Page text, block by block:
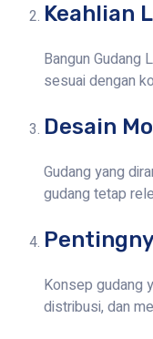
Keahlian
Bangun Gudang
sesuai dengan
Desain
Gudang yang
gudang tetap
Konsep gudang
distribusi, dan